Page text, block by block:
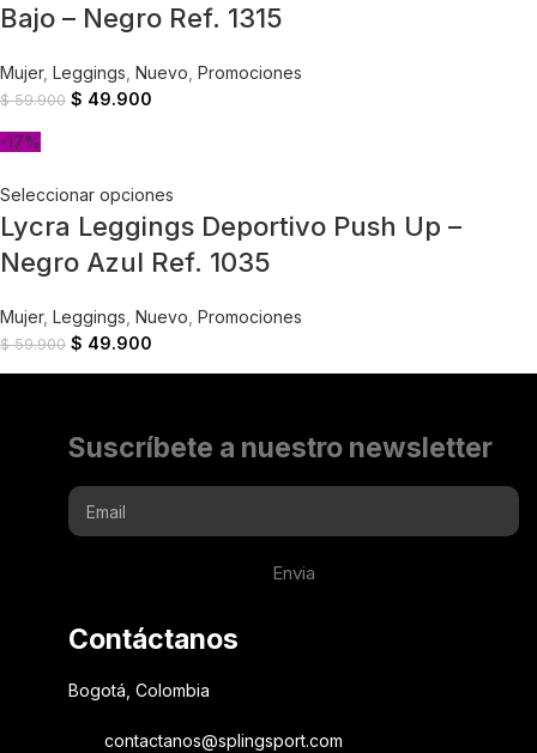
Bajo – Negro Ref. 1315
Mujer, Leggings Nuevo Promociones
$59.900 $ 49.900
-17%
Seleccionar opciones
Lycra Leggings Deportivo Push Up –
Negro Azul Ref. 1035
Mujer, Leggings Nuevo Promociones
$59.900 $ 49.900
Suscríbete a nuestro newsletter
Envia
Contáctanos
Bogotá, Colombia
contactanos@splingsport.com